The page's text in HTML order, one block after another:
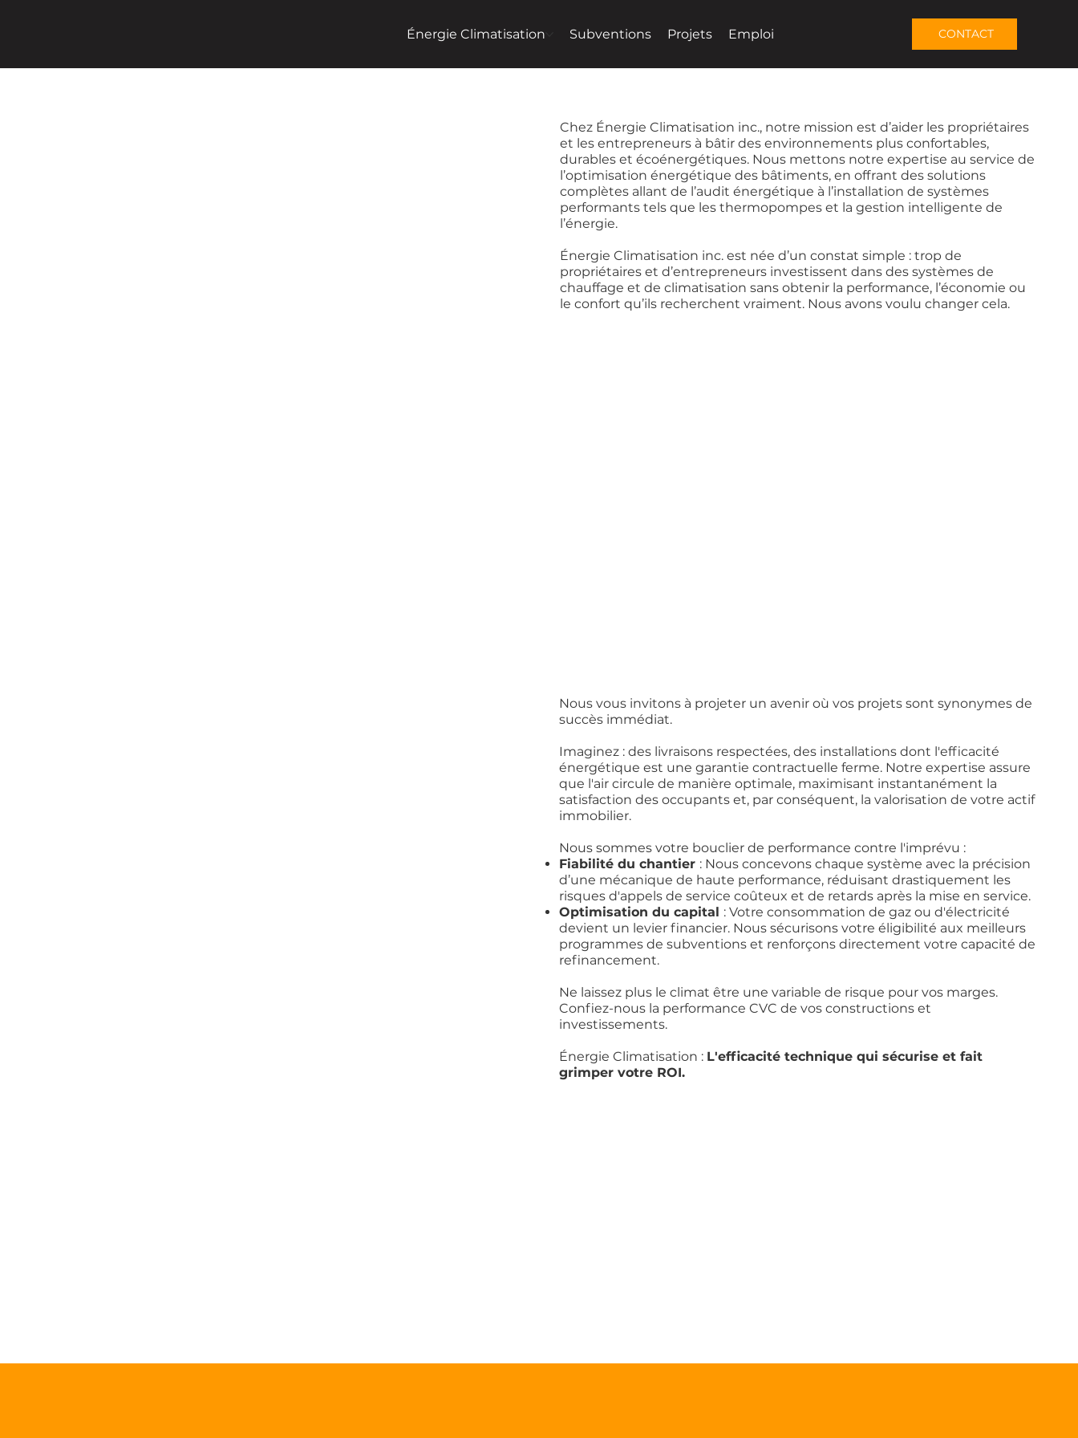
Énergie Climatisation Subventions Projets Emploi CONTACT
Chez Énergie Climatisation inc., notre mission est d’aider les propriétaires
et les entrepreneurs à bâtir des environnements plus confortables,
durables et écoénergétiques. Nous mettons notre expertise au service de
l’optimisation énergétique des bâtiments, en offrant des solutions
complètes allant de l’audit énergétique à l’installation de systèmes
performants tels que les thermopompes et la gestion intelligente de
l’énergie.
Énergie Climatisation inc. est née d’un constat simple : trop de
propriétaires et d’entrepreneurs investissent dans des systèmes de
chauffage et de climatisation sans obtenir la performance, l’économie ou
le confort qu’ils recherchent vraiment. Nous avons voulu changer cela.
Nous vous invitons à projeter un avenir où vos projets sont synonymes de
succès immédiat.
Imaginez : des livraisons respectées, des installations dont l'efficacité
énergétique est une garantie contractuelle ferme. Notre expertise assure
que l'air circule de manière optimale, maximisant instantanément la
satisfaction des occupants et, par conséquent, la valorisation de votre actif
immobilier.
Nous sommes votre bouclier de performance contre l'imprévu :
Fiabilité du chantier : Nous concevons chaque système avec la précision
d’une mécanique de haute performance, réduisant drastiquement les
risques d'appels de service coûteux et de retards après la mise en service.
Optimisation du capital : Votre consommation de gaz ou d'électricité
devient un levier financier. Nous sécurisons votre éligibilité aux meilleurs
programmes de subventions et renforçons directement votre capacité de
refinancement.
Ne laissez plus le climat être une variable de risque pour vos marges.
Confiez-nous la performance CVC de vos constructions et
investissements.
Énergie Climatisation : L'efficacité technique qui sécurise et fait
grimper votre ROI.